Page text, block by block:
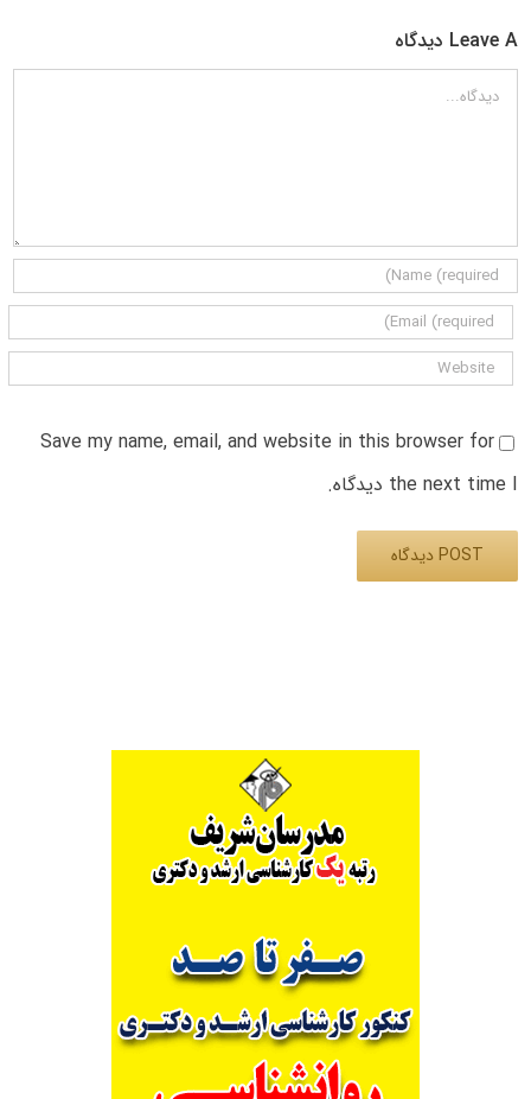
Leave A دیدگاه
دیدگاه
Save my name, email, and website in this browser for
the next time I دیدگاه.